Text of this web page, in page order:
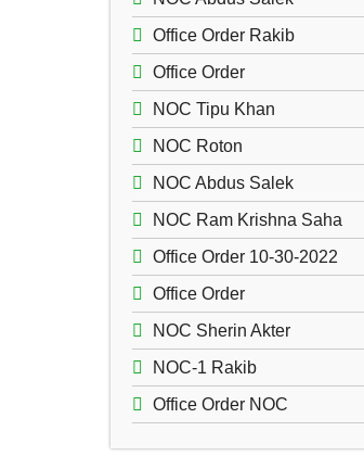
Office Order Rakib
Office Order
NOC Tipu Khan
NOC Roton
NOC Abdus Salek
NOC Ram Krishna Saha
Office Order 10-30-2022
Office Order
NOC Sherin Akter
NOC-1 Rakib
Office Order NOC